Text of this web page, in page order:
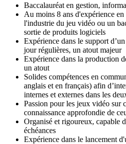
Baccalauréat en gestion,
Au moins 8 ans d'expérience
l'industrie du jeu vidéo ou un
sortie de produits logiciels
Expérience dans le support
jour régulières, un atout majeur
Expérience dans la production
un atout
Solides compétences en
anglais et en français) afin
internes et externes dans les
Passion pour les jeux vidéo sur
connaissance approfondie de
Organisé et rigoureux, capable
échéances
Expérience dans le lancement